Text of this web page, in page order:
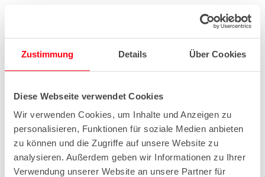
Zustimmung Details Über Cookies
Diese Webseite verwendet Cookies
Wir verwenden Cookies, um Inhalte und Anzeigen zu
personalisieren, Funktionen für soziale Medien anbieten
zu können und die Zugriffe auf unsere Website zu
analysieren. Außerdem geben wir Informationen zu Ihrer
Verwendung unserer Website an unsere Partner für